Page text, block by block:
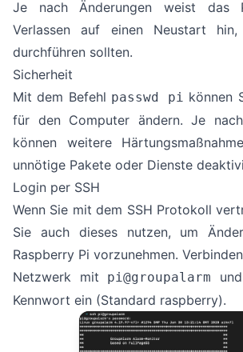
Je nach Änderungen weist das
Verlassen auf einen Neustart
durchführen sollten.
Sicherheit
Mit dem Befehl passwd pi können
für den Computer ändern. Je nach
können weitere
unnötige Pakete oder Dienste
Login per SSH
Wenn Sie mit dem SSH Protokoll
Sie auch dieses nutzen, um
Raspberry Pi vorzunehmen.
Netzwerk mit pi@groupalarm
Kennwort ein (Standard raspberry).